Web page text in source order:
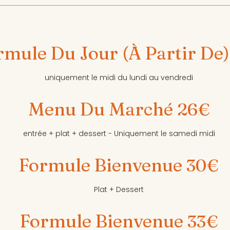
Du Jour (à Partir De)
uniquement le midi du lundi au vendredi
Menu Du Marché 26€
entrée + plat + dessert - Uniquement le samedi midi
Formule Bienvenue 30€
Plat + Dessert
Formule Bienvenue 33€